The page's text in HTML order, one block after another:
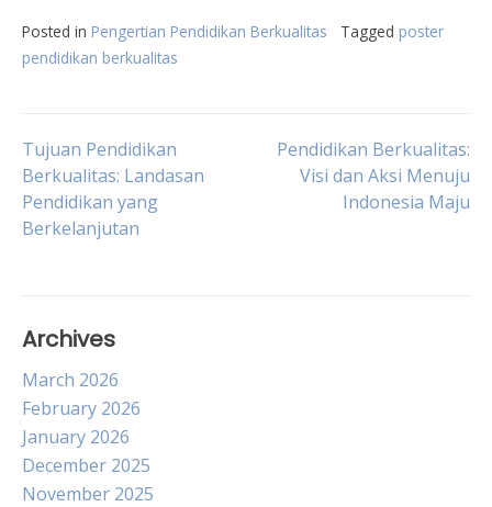
Posted in Pengertian Pendidikan Berkualitas Tagged poster
pendidikan berkualitas
Post
navigation
Tujuan Pendidikan
Berkualitas: Landasan
Pendidikan yang
Berkelanjutan
Pendidikan Berkualitas:
Visi dan Aksi Menuju
Indonesia Maju
Archives
March 2026
February 2026
January 2026
December 2025
November 2025